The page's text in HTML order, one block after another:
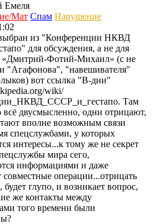
Емеля
Мат Спам Нарушение
из "Конференции НКВД
для обсуждения, а не для
«Дмитрий-Фотий-Михаил» (с не
"Агафонова", "навешивателя"
вот ссылка "В-дии"
wiki/
Там
всё двусмысленно, одни отрицают,
вполне возможным связи
спецслужбами, у которых
интересы...к тому же не секрет
мира сего,
информациями и даже
операции...отрицать
глупо, и возникает вопрос,
же контакты между
того времени были